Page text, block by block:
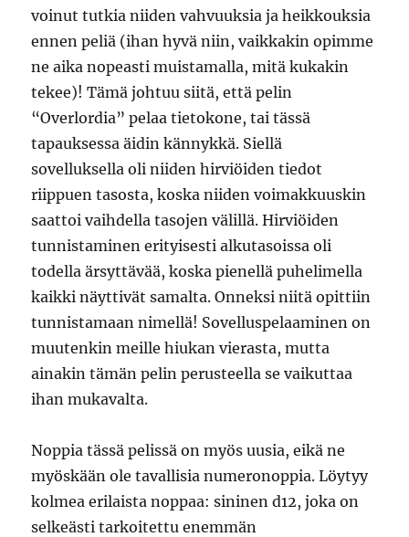
voinut tutkia niiden vahvuuksia ja heikkouksia
ennen peliä (ihan hyvä niin, vaikkakin opimme
ne aika nopeasti muistamalla, mitä kukakin
tekee)! Tämä johtuu siitä, että pelin
“Overlordia” pelaa tietokone, tai tässä
tapauksessa äidin kännykkä. Siellä
sovelluksella oli niiden hirviöiden tiedot
riippuen tasosta, koska niiden voimakkuuskin
saattoi vaihdella tasojen välillä. Hirviöiden
tunnistaminen erityisesti alkutasoissa oli
todella ärsyttävää, koska pienellä puhelimella
kaikki näyttivät samalta. Onneksi niitä opittiin
tunnistamaan nimellä! Sovelluspelaaminen on
muutenkin meille hiukan vierasta, mutta
ainakin tämän pelin perusteella se vaikuttaa
ihan mukavalta.
Noppia tässä pelissä on myös uusia, eikä ne
myöskään ole tavallisia numeronoppia. Löytyy
kolmea erilaista noppaa: sininen d12, joka on
selkeästi tarkoitettu enemmän